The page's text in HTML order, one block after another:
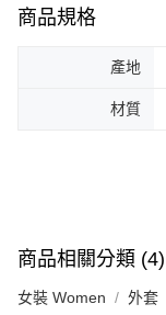
商品規格
產地
材質
商品相關分類 (4)
女裝 Women 外套